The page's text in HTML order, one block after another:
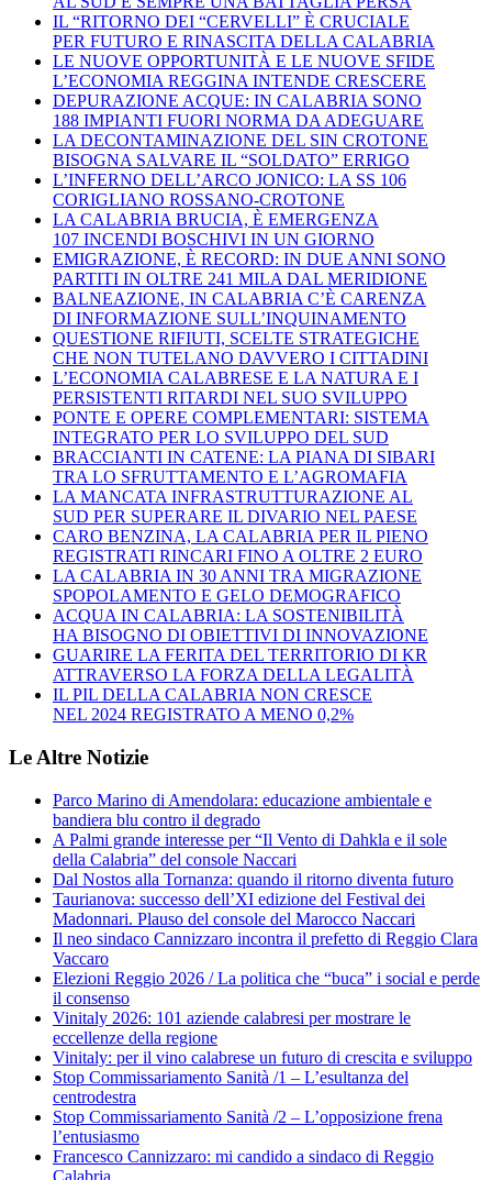
IL “RITORNO DEI “CERVELLI” È CRUCIALE
PER FUTURO E RINASCITA DELLA CALABRIA
LE NUOVE OPPORTUNITÀ E LE NUOVE SFIDE
L’ECONOMIA REGGINA INTENDE CRESCERE
DEPURAZIONE ACQUE: IN CALABRIA SONO
188 IMPIANTI FUORI NORMA DA ADEGUARE
LA DECONTAMINAZIONE DEL SIN CROTONE
BISOGNA SALVARE IL “SOLDATO” ERRIGO
L’INFERNO DELL’ARCO JONICO: LA SS 106
CORIGLIANO ROSSANO-CROTONE
LA CALABRIA BRUCIA, È EMERGENZA
107 INCENDI BOSCHIVI IN UN GIORNO
EMIGRAZIONE, È RECORD: IN DUE ANNI SONO
PARTITI IN OLTRE 241 MILA DAL MERIDIONE
BALNEAZIONE, IN CALABRIA C’È CARENZA
DI INFORMAZIONE SULL’INQUINAMENTO
QUESTIONE RIFIUTI, SCELTE STRATEGICHE
CHE NON TUTELANO DAVVERO I CITTADINI
L’ECONOMIA CALABRESE E LA NATURA E I
PERSISTENTI RITARDI NEL SUO SVILUPPO
PONTE E OPERE COMPLEMENTARI: SISTEMA
INTEGRATO PER LO SVILUPPO DEL SUD
BRACCIANTI IN CATENE: LA PIANA DI SIBARI
TRA LO SFRUTTAMENTO E L’AGROMAFIA
LA MANCATA INFRASTRUTTURAZIONE AL
SUD PER SUPERARE IL DIVARIO NEL PAESE
CARO BENZINA, LA CALABRIA PER IL PIENO
REGISTRATI RINCARI FINO A OLTRE 2 EURO
LA CALABRIA IN 30 ANNI TRA MIGRAZIONE
SPOPOLAMENTO E GELO DEMOGRAFICO
ACQUA IN CALABRIA: LA SOSTENIBILITÀ
HA BISOGNO DI OBIETTIVI DI INNOVAZIONE
GUARIRE LA FERITA DEL TERRITORIO DI KR
ATTRAVERSO LA FORZA DELLA LEGALITÀ
IL PIL DELLA CALABRIA NON CRESCE
NEL 2024 REGISTRATO A MENO 0,2%
Le Altre Notizie
Parco Marino di Amendolara: educazione ambientale e
bandiera blu contro il degrado
A Palmi grande interesse per “Il Vento di Dahkla e il sole
della Calabria” del console Naccari
Dal Nostos alla Tornanza: quando il ritorno diventa futuro
Taurianova: successo dell’XI edizione del Festival dei
Madonnari. Plauso del console del Marocco Naccari
Il neo sindaco Cannizzaro incontra il prefetto di Reggio Clara
Vaccaro
Elezioni Reggio 2026 / La politica che “buca” i social e perde
il consenso
Vinitaly 2026: 101 aziende calabresi per mostrare le
eccellenze della regione
Vinitaly: per il vino calabrese un futuro di crescita e sviluppo
Stop Commissariamento Sanità /1 – L’esultanza del
centrodestra
Stop Commissariamento Sanità /2 – L’opposizione frena
l’entusiasmo
Francesco Cannizzaro: mi candido a sindaco di Reggio
Calabria